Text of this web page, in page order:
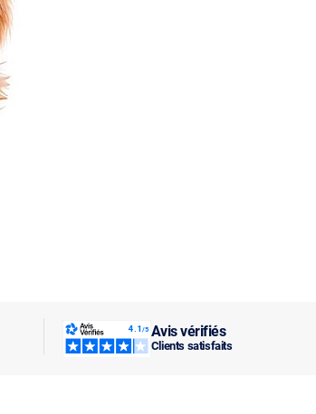
Avis vérifiés
Clients satisfaits